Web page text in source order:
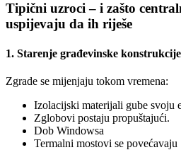
Tipični uzroci – i zašto
uspijevaju da ih riješe
1. Starenje građevinske
Zgrade se mijenjaju tokom vremena:
Izolacijski materijali gube svoju
Zglobovi postaju propuštajući.
Dob Windowsa
Termalni mostovi se povećavaju